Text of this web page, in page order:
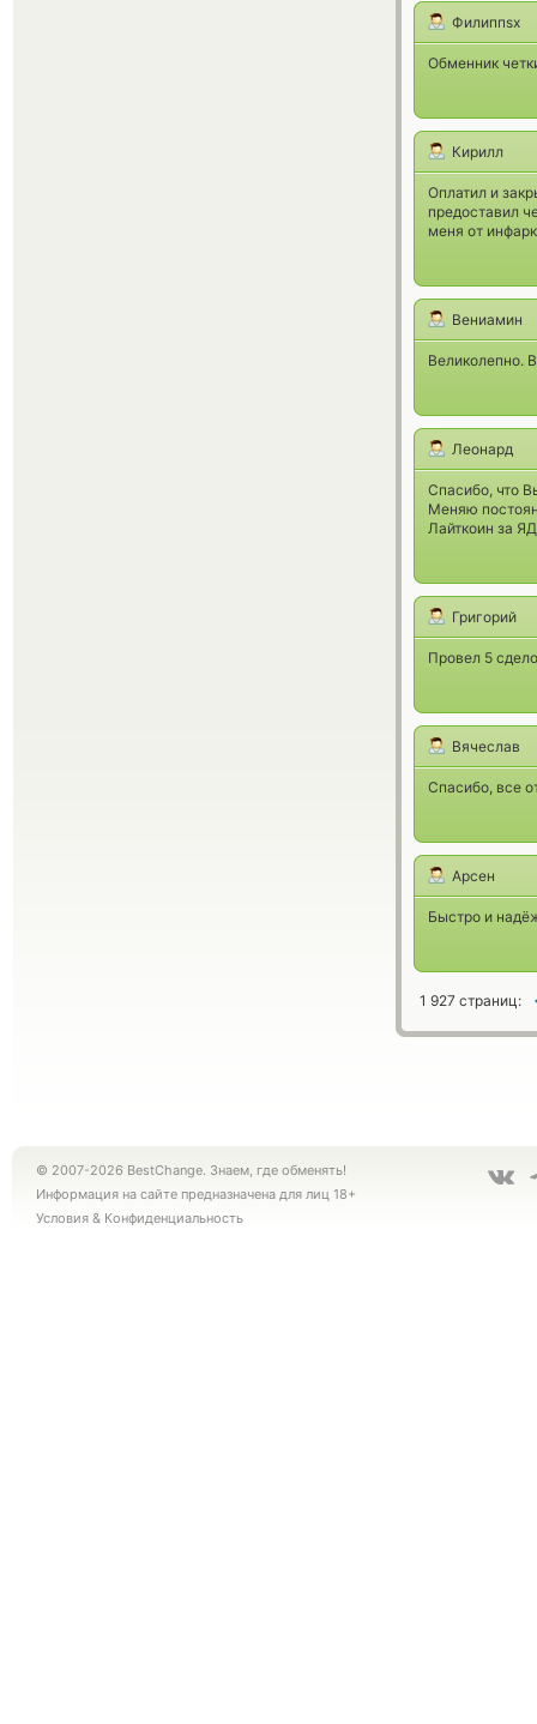
Филиппsx
Обменник
Кирилл
Оплатил и
предоставил
меня от
Вениамин
Великолепно.
Леонард
Спасибо, что
Меняю
Лайткоин за
Григорий
Провел 5
Вячеслав
Спасибо, все
Арсен
Быстро и
1 927 страниц:
© 2007-2026 BestChange. Знаем, где обменять!
Информация на сайте предназначена для лиц 18+
Условия & Конфиденциальность